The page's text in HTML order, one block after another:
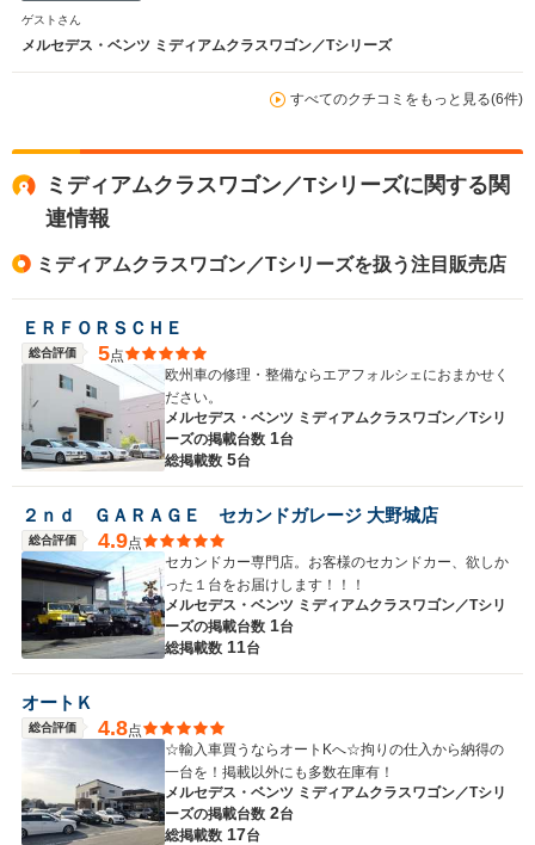
ゲストさん
メルセデス・ベンツ ミディアムクラスワゴン／Tシリーズ
すべてのクチコミをもっと見る(6件)
ミディアムクラスワゴン／Tシリーズに関する関
連情報
ミディアムクラスワゴン／Tシリーズを扱う注目販売店
ＥＲＦＯＲＳＣＨＥ
総合評価 5点
欧州車の修理・整備ならエアフォルシェにおまかせく
ださい。
メルセデス・ベンツ ミディアムクラスワゴン／Tシリ
ーズの掲載台数 1台
総掲載数 5台
２ｎｄ ＧＡＲＡＧＥ セカンドガレージ 大野城店
総合評価 4.9点
セカンドカー専門店。お客様のセカンドカー、欲しか
った１台をお届けします！！！
メルセデス・ベンツ ミディアムクラスワゴン／Tシリ
ーズの掲載台数 1台
総掲載数 11台
オートＫ
総合評価 4.8点
☆輸入車買うならオートKへ☆拘りの仕入から納得の
一台を！掲載以外にも多数在庫有！
メルセデス・ベンツ ミディアムクラスワゴン／Tシリ
ーズの掲載台数 2台
総掲載数 17台